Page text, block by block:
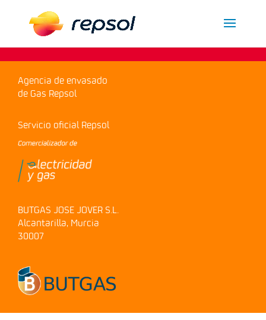
Agencia de envasado
de Gas Repsol
Servicio oficial Repsol
BUTGAS JOSE JOVER S.L.
Alcantarilla, Murcia
30007